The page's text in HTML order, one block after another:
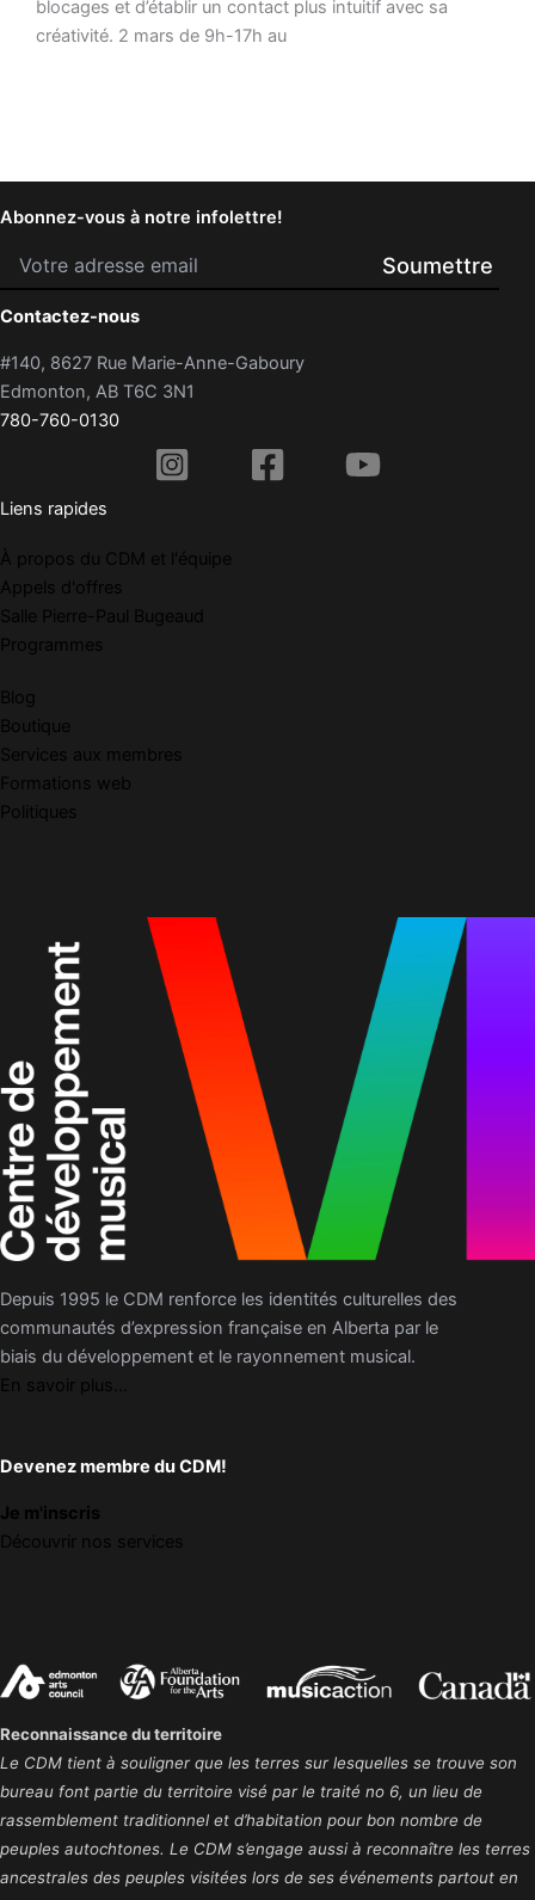
blocages et d’établir un contact plus intuitif avec sa
créativité. 2 mars de 9h-17h au
Abonnez-vous à notre infolettre!
Contactez-nous
#140, 8627 Rue Marie-Anne-Gaboury
Edmonton, AB T6C 3N1
780-760-0130
Liens rapides
À propos du CDM et l'équipe
Appels d'offres
Salle Pierre-Paul Bugeaud
Programmes
Blog
Boutique
Services aux membres
Formations web
Politiques
Depuis 1995 le CDM renforce les identités culturelles des
communautés d’expression française en Alberta par le
biais du développement et le rayonnement musical.
En savoir plus...
Devenez membre du CDM!
Je m'inscris
Découvrir nos services
Reconnaissance du territoire
Le CDM tient à souligner que les terres sur lesquelles se trouve son
bureau font partie du territoire visé par le traité no 6, un lieu de
rassemblement traditionnel et d’habitation pour bon nombre de
peuples autochtones. Le CDM s’engage aussi à reconnaître les terres
ancestrales des peuples visitées lors de ses événements partout en